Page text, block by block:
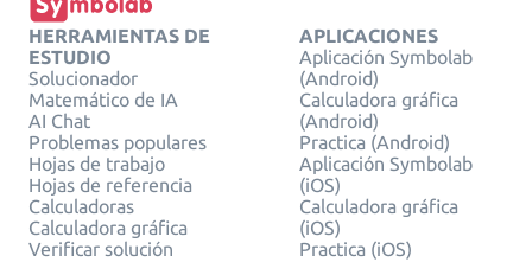
HERRAMIENTAS DE
ESTUDIO
Solucionador
Matemático de IA
AI Chat
Problemas populares
Hojas de trabajo
Hojas de referencia
Calculadoras
Calculadora gráfica
Verificar solución
APLICACIONES
Aplicación Symbolab
(Android)
Calculadora gráfica
(Android)
Practica (Android)
Aplicación Symbolab
(iOS)
Calculadora gráfica
(iOS)
Practica (iOS)